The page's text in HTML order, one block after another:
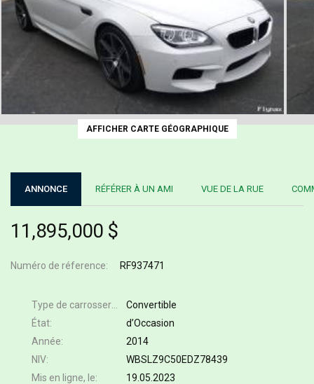
AFFICHER CARTE GÉOGRAPHIQUE
ANNONCE RÉFÉRER À UN AMI VUE DE LA RUE
11,895,000 $
Numéro de réference RF937471
Convertible
État
d’Occasion
Année
2014
NIV
WBSLZ9C50EDZ78439
Mis en ligne, le
19.05.2023